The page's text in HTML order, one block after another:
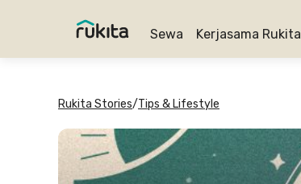
Sewa Kerjasama Rukita
Rukita Stories/Tips & Lifestyle